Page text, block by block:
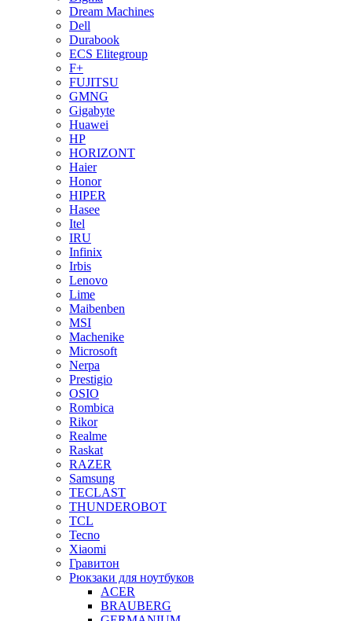
Dream Machines
Dell
Durabook
ECS Elitegroup
F+
FUJITSU
GMNG
Gigabyte
Huawei
HP
HORIZONT
Haier
Honor
HIPER
Hasee
Itel
IRU
Infinix
Irbis
Lenovo
Lime
Maibenben
MSI
Machenike
Microsoft
Nerpa
Prestigio
OSIO
Rombica
Rikor
Realme
Raskat
RAZER
Samsung
TECLAST
THUNDEROBOT
TCL
Tecno
Xiaomi
Гравитон
Рюкзаки для ноутбуков
ACER
BRAUBERG